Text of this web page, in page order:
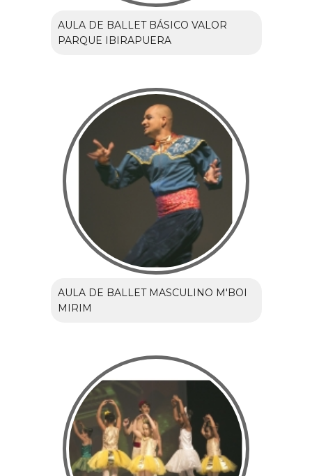
AULA DE BALLET BÁSICO VALOR
PARQUE IBIRAPUERA
AULA DE BALLET MASCULINO M'BOI
MIRIM